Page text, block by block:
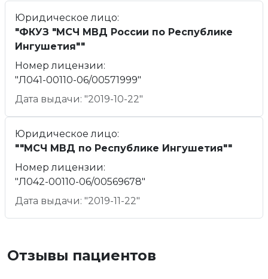
Юридическое лицо:
"ФКУЗ "МСЧ МВД России по Республике
Ингушетия""
Номер лицензии:
"Л041-00110-06/00571999"
Дата выдачи: "2019-10-22"
Юридическое лицо:
""МСЧ МВД по Республике Ингушетия""
Номер лицензии:
"Л042-00110-06/00569678"
Дата выдачи: "2019-11-22"
Отзывы пациентов